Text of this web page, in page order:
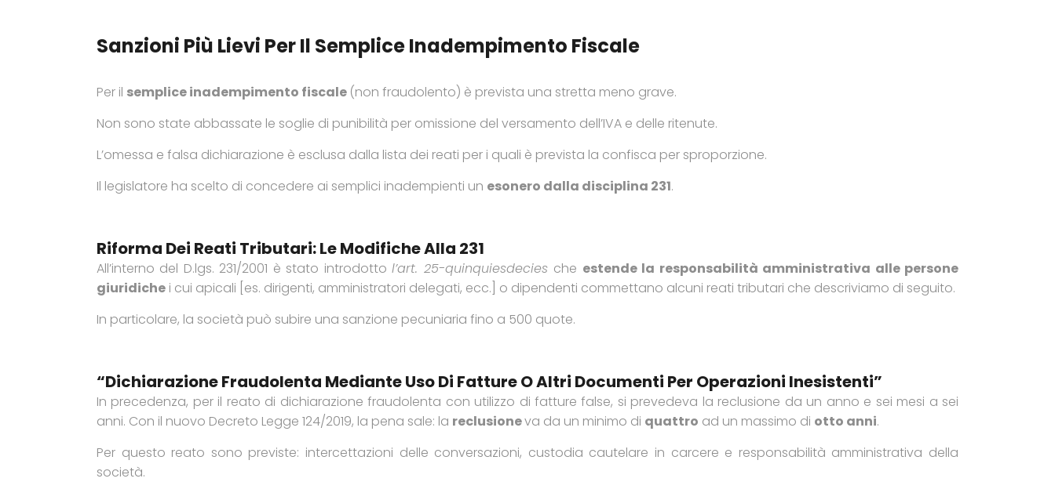
Sanzioni Più Lievi Per Il Semplice Inadempimento Fiscale
Per il semplice inadempimento fiscale (non fraudolento) è prevista una stretta meno grave.
Non sono state abbassate le soglie di punibilità per omissione del versamento dell’IVA e delle ritenute.
L’omessa e falsa dichiarazione è esclusa dalla lista dei reati per i quali è prevista la confisca per sproporzione.
Il legislatore ha scelto di concedere ai semplici inadempienti un esonero dalla disciplina 231.
Riforma Dei Reati Tributari: Le Modifiche Alla 231
All’interno del D.lgs. 231/2001 è stato introdottol’art. 25-quinquiesdecies che estende la responsabilità amministrativa alle persone
giuridiche i cui apicali [es. dirigenti, amministratori delegati, ecc.] o dipendenti commettano alcuni reati tributari che descriviamo di seguito.
In particolare, la società può subire una sanzione pecuniaria fino a 500 quote.
“Dichiarazione Fraudolenta Mediante Uso Di Fatture O Altri Documenti Per Operazioni Inesistenti”
In precedenza, per il reato di dichiarazione fraudolenta con utilizzo di fatture false, si prevedeva la reclusione da un anno e sei mesi a sei
anni. Con il nuovo Decreto Legge 124/2019, la pena sale: la reclusioneva da un minimo di quattro ad un massimo di otto anni.
Per questo reato sono previste: intercettazioni delle conversazioni, custodia cautelare in carcere e responsabilità amministrativa della
società.